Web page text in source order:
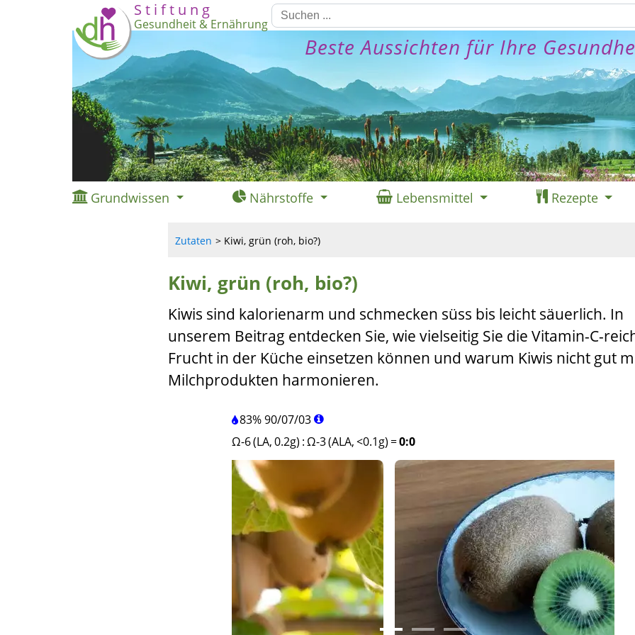
S t i f t u n g
Gesundheit & Ernährung
Beste Aussichten für Ihre
Grundwissen Nährstoffe Lebensmittel Rezepte
Zutaten Kiwi, grün (roh, bio?)
Kiwi, grün (roh, bio?)
Kiwis sind kalorienarm und schmecken süss bis leicht säuerlich. In
unserem Beitrag entdecken Sie, wie vielseitig Sie die Vitamin-C-
Frucht in der Küche einsetzen können und warum Kiwis nicht gut
Milchprodukten harmonieren.
83%90/07/03
Ω-6 (LA, 0.2g) :Ω-3 (ALA, <0.1g) =0:0